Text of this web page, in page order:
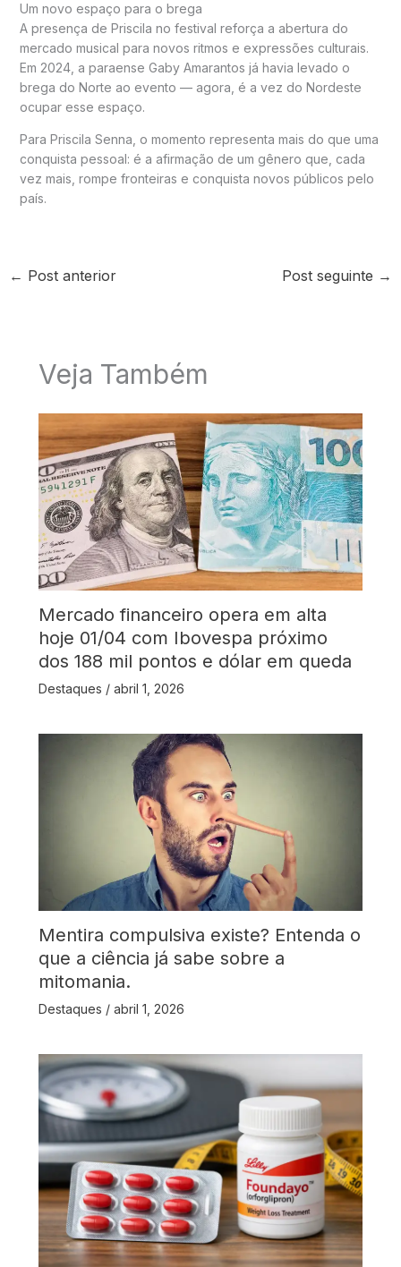
Um novo espaço para o brega
A presença de Priscila no festival reforça a abertura do
mercado musical para novos ritmos e expressões culturais.
Em 2024, a paraense Gaby Amarantos já havia levado o
brega do Norte ao evento — agora, é a vez do Nordeste
ocupar esse espaço.
Para Priscila Senna, o momento representa mais do que uma
conquista pessoal: é a afirmação de um gênero que, cada
vez mais, rompe fronteiras e conquista novos públicos pelo
país.
← Post anterior Post seguinte →
Veja Também
Mercado financeiro opera em alta
hoje 01/04 com Ibovespa próximo
dos 188 mil pontos e dólar em queda
Destaques / abril 1, 2026
Mentira compulsiva existe? Entenda o
que a ciência já sabe sobre a
mitomania.
Destaques / abril 1, 2026